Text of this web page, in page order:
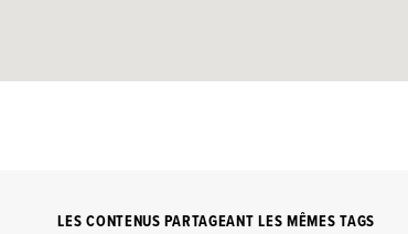
LES CONTENUS PARTAGEANT LES MÊMES TAGS